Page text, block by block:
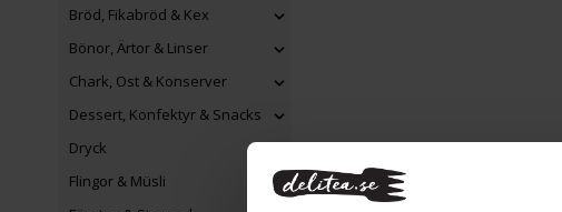
Bröd, Fikabröd & Kex
Bönor, Ärtor & Linser
Chark, Ost & Konserver
Dessert, Konfektyr & Snacks
Dryck
Flingor & Müsli